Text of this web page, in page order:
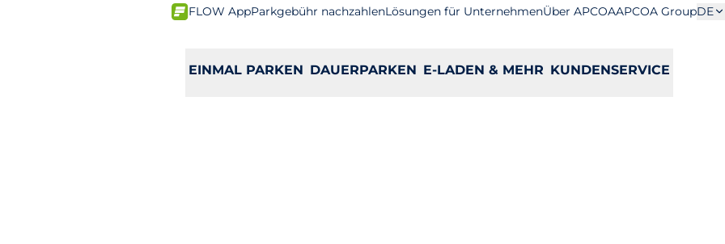
FLOW AppParkgebühr nachzahlenLösungen für UnternehmenÜber APCOAAPCOA GroupDE
EINMAL PARKEN DAUERPARKEN E-LADEN & MEHR KUNDENSERVICE